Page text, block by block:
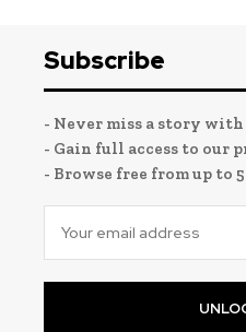
Subscribe
- Never miss a story
- Gain full access to our
- Browse free from up to